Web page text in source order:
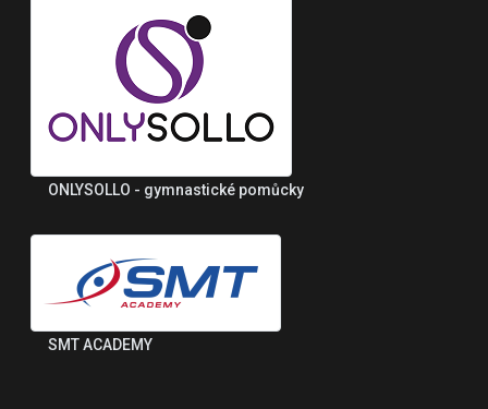
ONLYSOLLO - gymnastické pomůcky
SMT ACADEMY